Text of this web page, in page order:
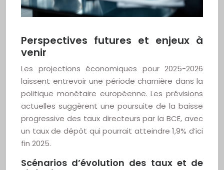
Perspectives futures et enjeux à
venir
Les projections économiques pour 2025-2026
laissent entrevoir une période charnière dans la
politique monétaire européenne. Les prévisions
actuelles suggèrent une poursuite de la baisse
progressive des taux directeurs par la BCE, avec
un taux de dépôt qui pourrait atteindre 1,9% d’ici
fin 2025.
Scénarios d’évolution des taux et de